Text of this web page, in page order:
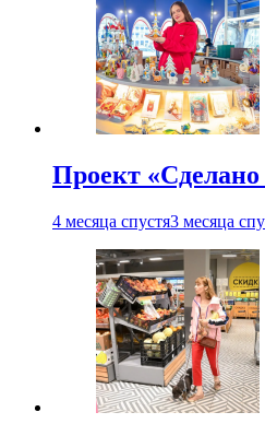
Проект
4 месяца спустя3 месяца